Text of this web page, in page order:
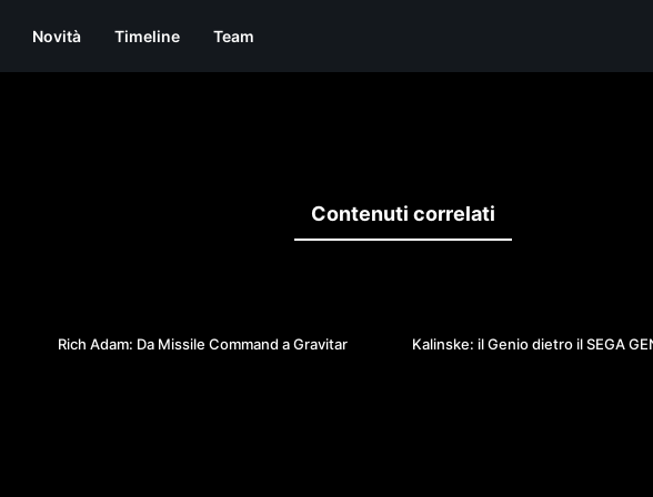
Novità Timeline Team
Contenuti correlati
Rich Adam: Da Missile Command a Gravitar Kalinske: il Genio dietro il SEGA